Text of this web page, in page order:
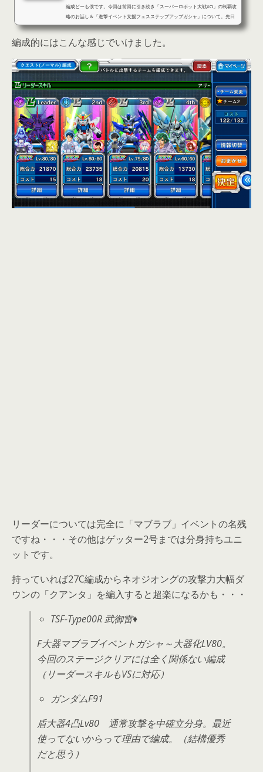
編成どーも僕です。今回は前回に引き続き「スーパーロボット大戦XΩ」の制覇攻
略のお話し＆「進撃イベント支援フェスステップアップガシャ」について。先日
より新たに「スパクロ」配信を始めた私ですが、その時の配信で制覇ノーマル27
略説明について私の説明能力不足のためわかりにくい部分が多く含まれると思い
編成的にはこんな感じでいけました。
リーダーについては完全に「マブラブ」イベントの名残
ですね・・・その他はゲッター2号までは分身持ちユニ
ットです。
持っていれば27C編成からネオジオングの攻撃力大幅ダ
ウンの「クアンタ」を編入すると超楽になるかも・・・
TSF-Type00R 武御雷♦
F大器マブラブイベントガシャ～大器化LV80。
今回のステージクリアには全く関係ない編成
（リーダースキルもVSに対応）
ガンダムF91
盾大器4凸Lv80 通常攻撃を中確立分身。最近
使ってないからって理由で編成。（結構優秀
だと思う）